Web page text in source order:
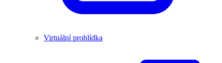
Virtuální prohlídka